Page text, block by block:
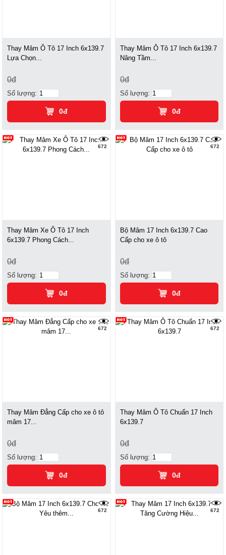
Thay Mâm Ô Tô 17 Inch 6x139.7
Lựa Chọn...
0đ
Số lượng:
0đ
Thay Mâm Ô Tô 17 Inch 6x139.7
Nâng Tầm...
0đ
Số lượng:
0đ
672
Thay Mâm Xe Ô Tô 17 Inch
6x139.7 Phong Cách...
0đ
Số lượng:
0đ
672
Bộ Mâm 17 Inch 6x139.7 Cao
Cấp cho xe ô tô
0đ
Số lượng:
0đ
672
Thay Mâm Đẳng Cấp cho xe ô tô
mâm 17...
0đ
Số lượng:
0đ
672
Thay Mâm Ô Tô Chuẩn 17 Inch
6x139.7
0đ
Số lượng:
0đ
672 672